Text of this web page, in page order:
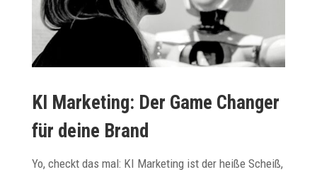
KI Marketing: Der Game Changer
für deine Brand
Yo, checkt das mal: KI Marketing ist der heiße Scheiß,